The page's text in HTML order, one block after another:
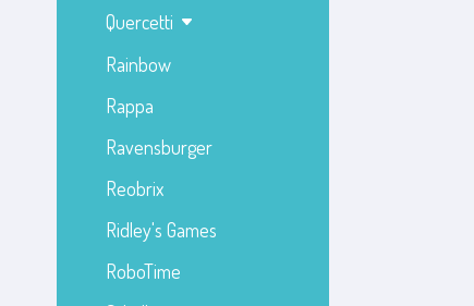
Quercetti
Rainbow
Rappa
Ravensburger
Reobrix
Ridley's Games
RoboTime